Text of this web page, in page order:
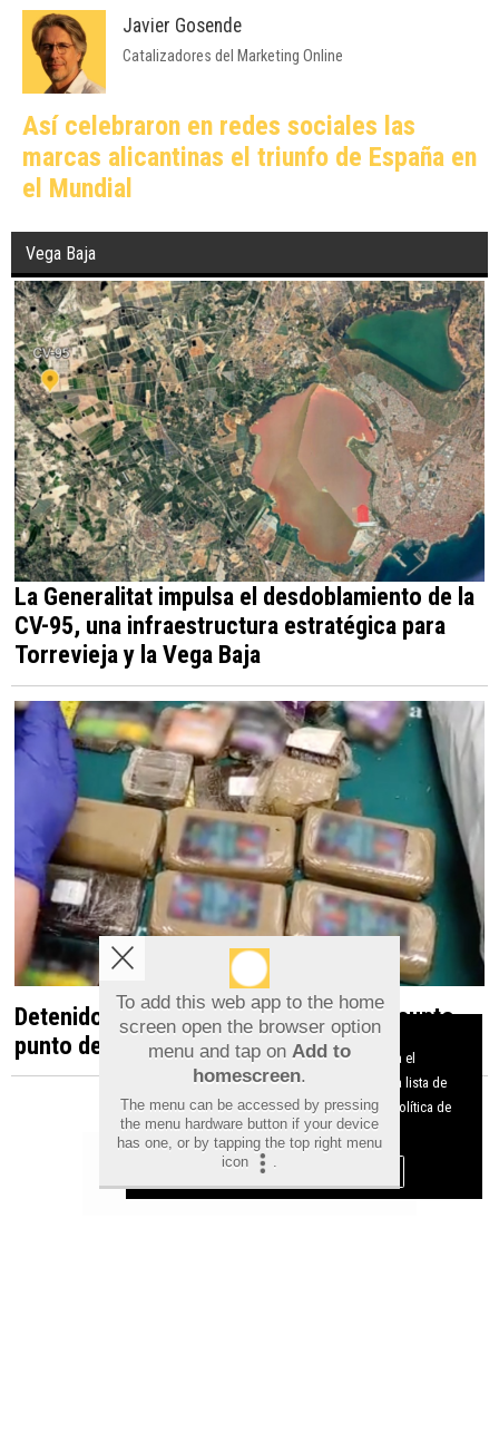
Javier Gosende
Catalizadores del Marketing Online
Así celebraron en redes sociales las
marcas alicantinas el triunfo de España en
el Mundial
Vega Baja
La Generalitat impulsa el desdoblamiento de la
CV-95, una infraestructura estratégica para
Torrevieja y la Vega Baja
Detenido en Albatera por dirigir un presunto
punto de venta de droga desde una vivienda
To add this web app to the home
screen open the browser option
menu and tap on Add to
homescreen.
The menu can be accessed by pressing
the menu hardware button if your device
has one, or by tapping the top right menu
icon
.
Aviso sobre el Uso de cookies:
Utilizamos cookies nuestras y de terceros para el
funcionamiento del digital. Puedes consultar la lista de
cookies y como desconectarlas. Ver nuestra Política de
Privacidad y Cookies
Aceptar Cookies